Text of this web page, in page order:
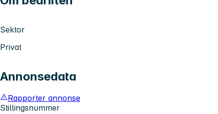
Sektor
Privat
Annonsedata
Rapporter annonse
Stillingsnummer